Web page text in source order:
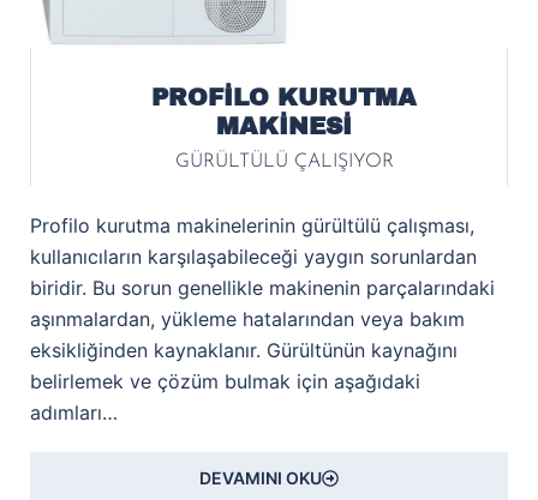
PROFİLO KURUTMA
MAKİNESİ
GÜRÜLTÜLÜ ÇALIŞIYOR
Profilo kurutma makinelerinin gürültülü çalışması,
kullanıcıların karşılaşabileceği yaygın sorunlardan
biridir. Bu sorun genellikle makinenin parçalarındaki
aşınmalardan, yükleme hatalarından veya bakım
eksikliğinden kaynaklanır. Gürültünün kaynağını
belirlemek ve çözüm bulmak için aşağıdaki
adımları…
DEVAMINI OKU